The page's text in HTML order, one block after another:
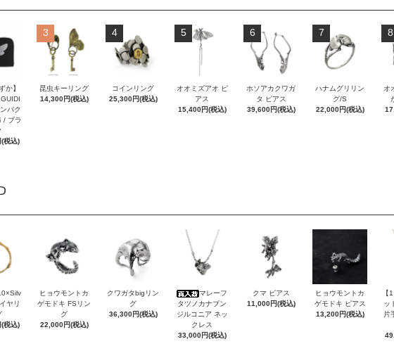
か】
パク
/ ブラ
税込)
3
昆虫キーリング
14,300円(税込)
4
コインリング
25,300円(税込)
5
オオミズアオ ピ
アス
15,400円(税込)
6
ホソアカクワガ
タ ピアス
39,600円(税込)
7
ハナムグリリン
グ/S
22,000円(税込)
8
オ
ヤリ
税込)
ヒョウモントカ
ゲモドキ FSリン
グ
22,000円(税込)
クワガタbigリン
グ
36,300円(税込)
マレーフ
タツノカナブン
ジルコニア ネッ
クレス
33,000円(税込)
クマ ピアス
11,000円(税込)
ヒョウモントカ
ゲモドキ ピアス
13,200円(税込)
【
ッ
片